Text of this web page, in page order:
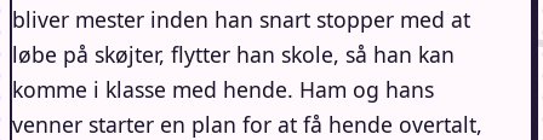
bliver mester inden han snart stopper med at
løbe på skøjter, flytter han skole, så han kan
komme i klasse med hende. Ham og hans
venner starter en plan for at få hende overtalt,